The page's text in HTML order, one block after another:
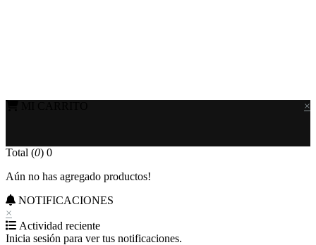
×
Total (0) 0
Aún no has agregado productos!
NOTIFICACIONES
×
Actividad reciente
Inicia sesión para ver tus notificaciones.